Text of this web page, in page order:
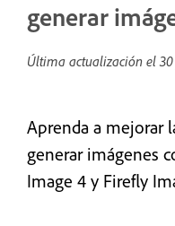
generar
Última actualización el
Aprenda a mejorar
generar imágenes
Image 4 y Firefly